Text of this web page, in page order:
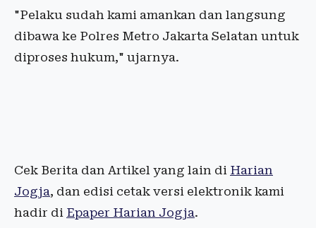
"Pelaku sudah kami amankan dan langsung
dibawa ke Polres Metro Jakarta Selatan untuk
diproses hukum," ujarnya.
Cek Berita dan Artikel yang lain di Harian
Jogja, dan edisi cetak versi elektronik kami
hadir di Epaper Harian Jogja.